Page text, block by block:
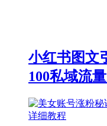
小红书图文
100私域流